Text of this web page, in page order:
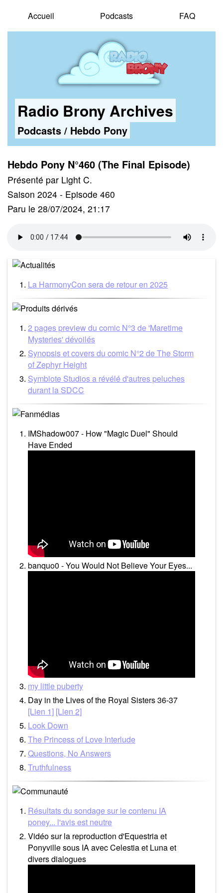
Accueil Podcasts FAQ
Radio Brony Archives
Podcasts/ Hebdo Pony
Hebdo Pony N°460 (The Final Episode)
Présenté par Light C.
Saison 2024 - Episode 460
Paru le 28/07/2024, 21:17
La HarmonyCon sera de retour en 2025
2 pages preview du comic N°3 de 'Maretime
Mysteries' dévoilés
Synopsis et covers du comic N°2 de The Storm
of Zephyr Height
Symbiote Studios a révélé d'autres peluches
durant la SDCC
IMShadow007 - How "Magic Duel" Should
Have Ended
banquo0 - You Would Not Believe Your Eyes...
my little puberty
Day in the Lives of the Royal Sisters 36-37
[Lien 1] [Lien 2]
Look Down
The Princess of Love Interlude
Questions, No Answers
Truthfulness
Résultats du sondage sur le contenu IA
poney... l'avis est neutre
Vidéo sur la reproduction d'Equestria et
Ponyville sous IA avec Celestia et Luna et
divers dialogues